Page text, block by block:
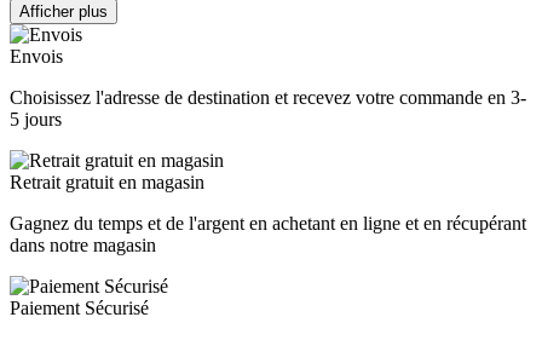
Effacer les filtres
Catégories
ACCESSOIRES 12
ÉLECTRONIQUE
Supports et housses
Prix
€
SEXE
Afficher plus
Envois
Choisissez l'adresse de destination et recevez votre commande en 3-
5 jours
Retrait gratuit en magasin
Gagnez du temps et de l'argent en achetant en ligne et en récupérant
dans notre magasin
Paiement Sécurisé